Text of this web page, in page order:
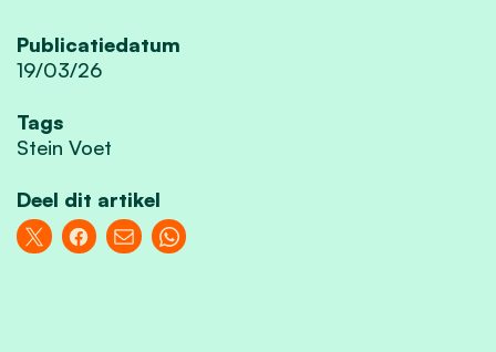
Publicatiedatum
19/03/26
Tags
Stein Voet
Deel dit artikel